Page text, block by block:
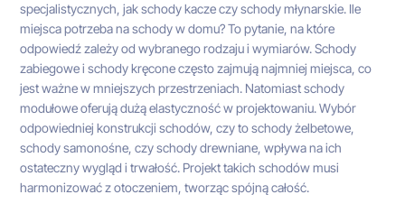
specjalistycznych, jak schody kacze czy schody młynarskie. Ile
miejsca potrzeba na schody w domu? To pytanie, na które
odpowiedź zależy od wybranego rodzaju i wymiarów. Schody
zabiegowe i schody kręcone często zajmują najmniej miejsca, co
jest ważne w mniejszych przestrzeniach. Natomiast schody
modułowe oferują dużą elastyczność w projektowaniu. Wybór
odpowiedniej konstrukcji schodów, czy to schody żelbetowe,
schody samonośne, czy schody drewniane, wpływa na ich
ostateczny wygląd i trwałość. Projekt takich schodów musi
harmonizować z otoczeniem, tworząc spójną całość.